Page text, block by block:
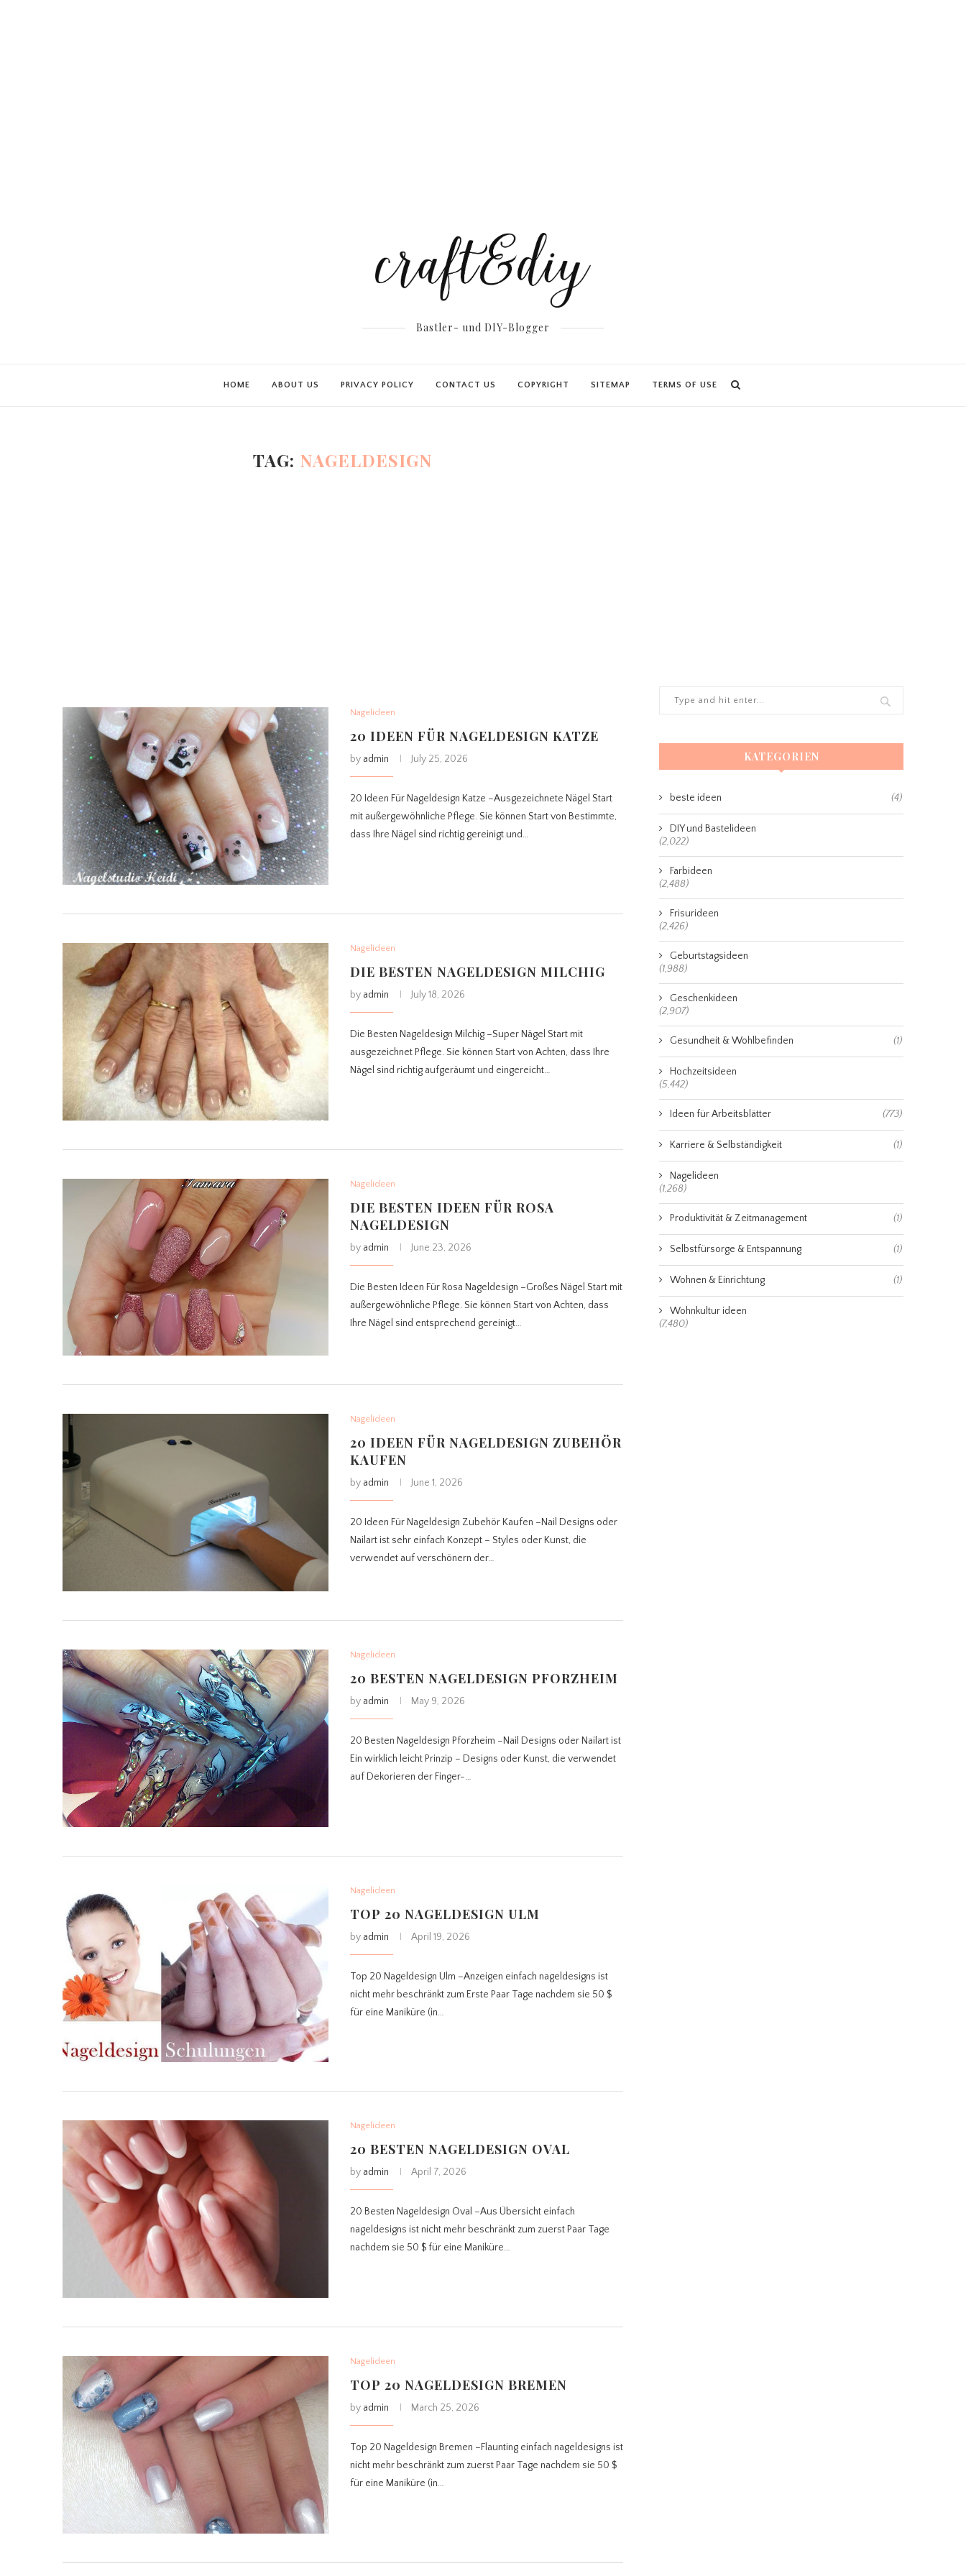
Bastler- und DIY-Blogger
HOME ABOUT US PRIVACY POLICY CONTACT US COPYRIGHT SITEMAP TERMS OF USE
TAG: NAGELDESIGN
Nagelideen
20 IDEEN FÜR NAGELDESIGN KATZE
by admin July 25, 2026
20 Ideen Für Nageldesign Katze –Ausgezeichnete Nägel Start
mit außergewöhnliche Pflege. Sie können Start von Bestimmte,
dass Ihre Nägel sind richtig gereinigt und…
Nagelideen
DIE BESTEN NAGELDESIGN MILCHIG
by admin July 18, 2026
Die Besten Nageldesign Milchig –Super Nägel Start mit
ausgezeichnet Pflege. Sie können Start von Achten, dass Ihre
Nägel sind richtig aufgeräumt und eingereicht…
Nagelideen
DIE BESTEN IDEEN FÜR ROSA
NAGELDESIGN
by admin June 23, 2026
Die Besten Ideen Für Rosa Nageldesign –Großes Nägel Start mit
außergewöhnliche Pflege. Sie können Start von Achten, dass
Ihre Nägel sind entsprechend gereinigt…
Nagelideen
20 IDEEN FÜR NAGELDESIGN ZUBEHÖR
KAUFEN
by admin June 1, 2026
20 Ideen Für Nageldesign Zubehör Kaufen –Nail Designs oder
Nailart ist sehr einfach Konzept – Styles oder Kunst, die
verwendet auf verschönern der…
Nagelideen
20 BESTEN NAGELDESIGN PFORZHEIM
by admin May 9, 2026
20 Besten Nageldesign Pforzheim –Nail Designs oder Nailart ist
Ein wirklich leicht Prinzip – Designs oder Kunst, die verwendet
auf Dekorieren der Finger-…
Nagelideen
TOP 20 NAGELDESIGN ULM
by admin April 19, 2026
Top 20 Nageldesign Ulm –Anzeigen einfach nageldesigns ist
nicht mehr beschränkt zum Erste Paar Tage nachdem sie 50 $
für eine Maniküre (in…
Nagelideen
20 BESTEN NAGELDESIGN OVAL
by admin April 7, 2026
20 Besten Nageldesign Oval –Aus Übersicht einfach
nageldesigns ist nicht mehr beschränkt zum zuerst Paar Tage
nachdem sie 50 $ für eine Maniküre…
Nagelideen
TOP 20 NAGELDESIGN BREMEN
by admin March 25, 2026
Top 20 Nageldesign Bremen –Flaunting einfach nageldesigns ist
nicht mehr beschränkt zum zuerst Paar Tage nachdem sie 50 $
für eine Maniküre (in…
KATEGORIEN
beste ideen (4)
DIY und Bastelideen
(2,022)
Farbideen
(2,488)
Frisurideen
(2,426)
Geburtstagsideen
(1,988)
Geschenkideen
(2,907)
Gesundheit & Wohlbefinden (1)
Hochzeitsideen
(5,442)
Ideen für Arbeitsblätter (773)
Karriere & Selbständigkeit (1)
Nagelideen
(1,268)
Produktivität & Zeitmanagement (1)
Selbstfürsorge & Entspannung (1)
Wohnen & Einrichtung (1)
Wohnkultur ideen
(7,480)